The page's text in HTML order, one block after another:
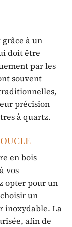
à un
doit être
par les
souvent
précision
à quartz.
en bois
vos
opter pour un
un
inoxydable. La
afin de